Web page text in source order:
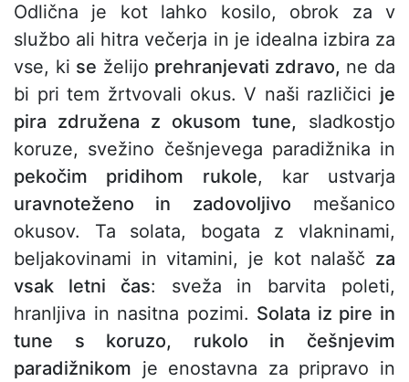
Odlična je kot lahko kosilo, obrok za v
službo ali hitra večerja in je idealna izbira za
vse, ki se želijo prehranjevati zdravo, ne da
bi pri tem žrtvovali okus. V naši različici je
pira združena z okusom tune, sladkostjo
koruze, svežino češnjevega paradižnika in
pekočim pridihom rukole, kar ustvarja
uravnoteženo in zadovoljivo mešanico
okusov. Ta solata, bogata z vlakninami,
beljakovinami in vitamini, je kot nalašč za
vsak letni čas: sveža in barvita poleti,
hranljiva in nasitna pozimi. Solata iz pire in
tune s koruzo, rukolo in češnjevim
paradižnikom je enostavna za pripravo in